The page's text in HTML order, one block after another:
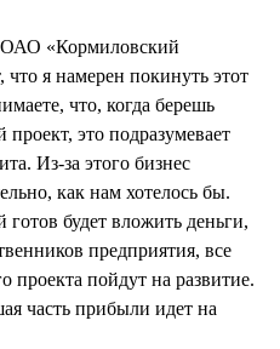
«Кормиловский
что я намерен покинуть этот
что, когда берешь
это подразумевает
Из-за этого бизнес
как нам хотелось бы.
готов будет вложить деньги,
предприятия, все
проекта пойдут на развитие.
часть прибыли идет на